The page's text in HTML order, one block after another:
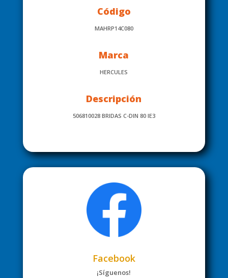
Código
MAHRP14C080
Marca
HERCULES
Descripción
506810028 BRIDAS C-DIN 80 IE3
Facebook
¡Síguenos!